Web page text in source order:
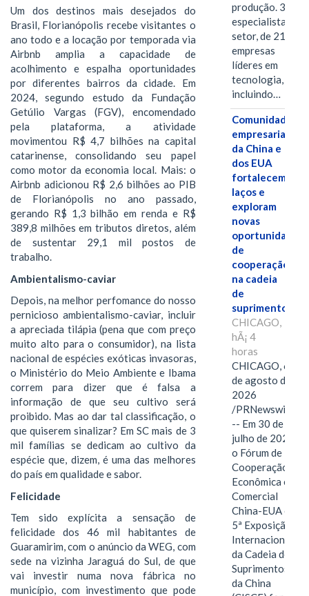
Um dos destinos mais desejados do
Brasil, Florianópolis recebe visitantes o
ano todo e a locação por temporada via
Airbnb amplia a capacidade de
acolhimento e espalha oportunidades
por diferentes bairros da cidade. Em
2024, segundo estudo da Fundação
Getúlio Vargas (FGV), encomendado
pela plataforma, a atividade
movimentou R$ 4,7 bilhões na capital
catarinense, consolidando seu papel
como motor da economia local. Mais: o
Airbnb adicionou R$ 2,6 bilhões ao PIB
de Florianópolis no ano passado,
gerando R$ 1,3 bilhão em renda e R$
389,8 milhões em tributos diretos, além
de sustentar 29,1 mil postos de
trabalho.
Ambientalismo-caviar
Depois, na melhor perfomance do nosso
pernicioso ambientalismo-caviar, incluir
a apreciada tilápia (pena que com preço
muito alto para o consumidor), na lista
nacional de espécies exóticas invasoras,
o Ministério do Meio Ambiente e Ibama
correm para dizer que é falsa a
informação de que seu cultivo será
proibido. Mas ao dar tal classificação, o
que quiserem sinalizar? Em SC mais de 3
mil famílias se dedicam ao cultivo da
espécie que, dizem, é uma das melhores
do país em qualidade e sabor.
Felicidade
Tem sido explícita a sensação de
felicidade dos 46 mil habitantes de
Guaramirim, com o anúncio da WEG, com
sede na vizinha Jaraguá do Sul, de que
vai investir numa nova fábrica no
município, com investimento que pode
produção. 38
especialistas do
setor, de 21
empresas
líderes em
tecnologia,
incluindo…
Comunidades
empresariais
da China e
dos EUA
fortalecem
laços e
exploram
novas
oportunidades
de
cooperação
na cadeia
de
suprimentos.
CHICAGO,
hÃ¡ 4
horas
CHICAGO, 6
de agosto de
2026
/PRNewswire/
-- Em 30 de
julho de 2026,
o Fórum de
Cooperação
Econômica e
Comercial
China-EUA e a
5ª Exposição
Internacional
da Cadeia de
Suprimentos
da China